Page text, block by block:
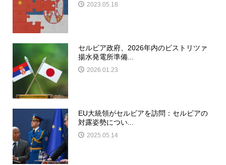
2023.05.18
セルビア政府、2026年内のビストリツァ
揚水発電所準備...
2026.01.23
EU大統領がセルビアを訪問：セルビアの
対露姿勢につい...
2025.05.14